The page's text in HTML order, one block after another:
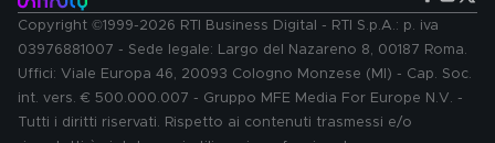
Copyright ©1999-2026 RTI Business Digital - RTI S.p.A.: p. iva
03976881007 - Sede legale: Largo del Nazareno 8, 00187 Roma.
Uffici: Viale Europa 46, 20093 Cologno Monzese (MI) - Cap. Soc.
int. vers. € 500.000.007 - Gruppo MFE Media For Europe N.V. -
Tutti i diritti riservati. Rispetto ai contenuti trasmessi e/o